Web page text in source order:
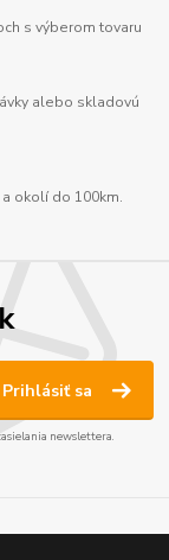
s výberom tovaru
alebo skladovú
okolí do 100km.
Prihlásiť sa
newslettera.